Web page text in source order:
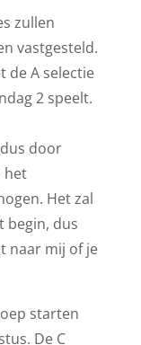
zullen
vastgesteld.
de A selectie
2 speelt.
door
het
Het zal
begin, dus
naar mij of je
starten
De C